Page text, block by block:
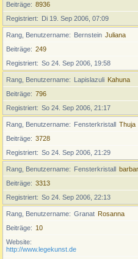
Beiträge
8936
Registriert
Di 19. Sep 2006, 07:09
Rang, Benutzername Bernstein Juliana
Beiträge
249
Registriert
So 24. Sep 2006, 19:58
Rang, Benutzername Lapislazuli Kahuna
Beiträge
796
Registriert
So 24. Sep 2006, 21:17
Rang, Benutzername Fensterkristall Thuja
Beiträge
3728
Registriert
So 24. Sep 2006, 21:29
Rang, Benutzername Fensterkristall
Beiträge
3313
Registriert
So 24. Sep 2006, 22:13
Rang, Benutzername Granat Rosanna
Beiträge
10
Website
http://www.legekunst.de